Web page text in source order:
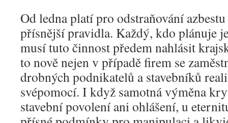
Od ledna platí pro odstraňování
přísnější pravidla. Každý, kdo plánuje
musí tuto činnost předem nahlásit
to nově nejen v případě firem se
drobných podnikatelů a stavebníků
svépomocí. I když samotná výměna
stavební povolení ani ohlášení, u